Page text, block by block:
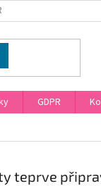
GDPR
teprve